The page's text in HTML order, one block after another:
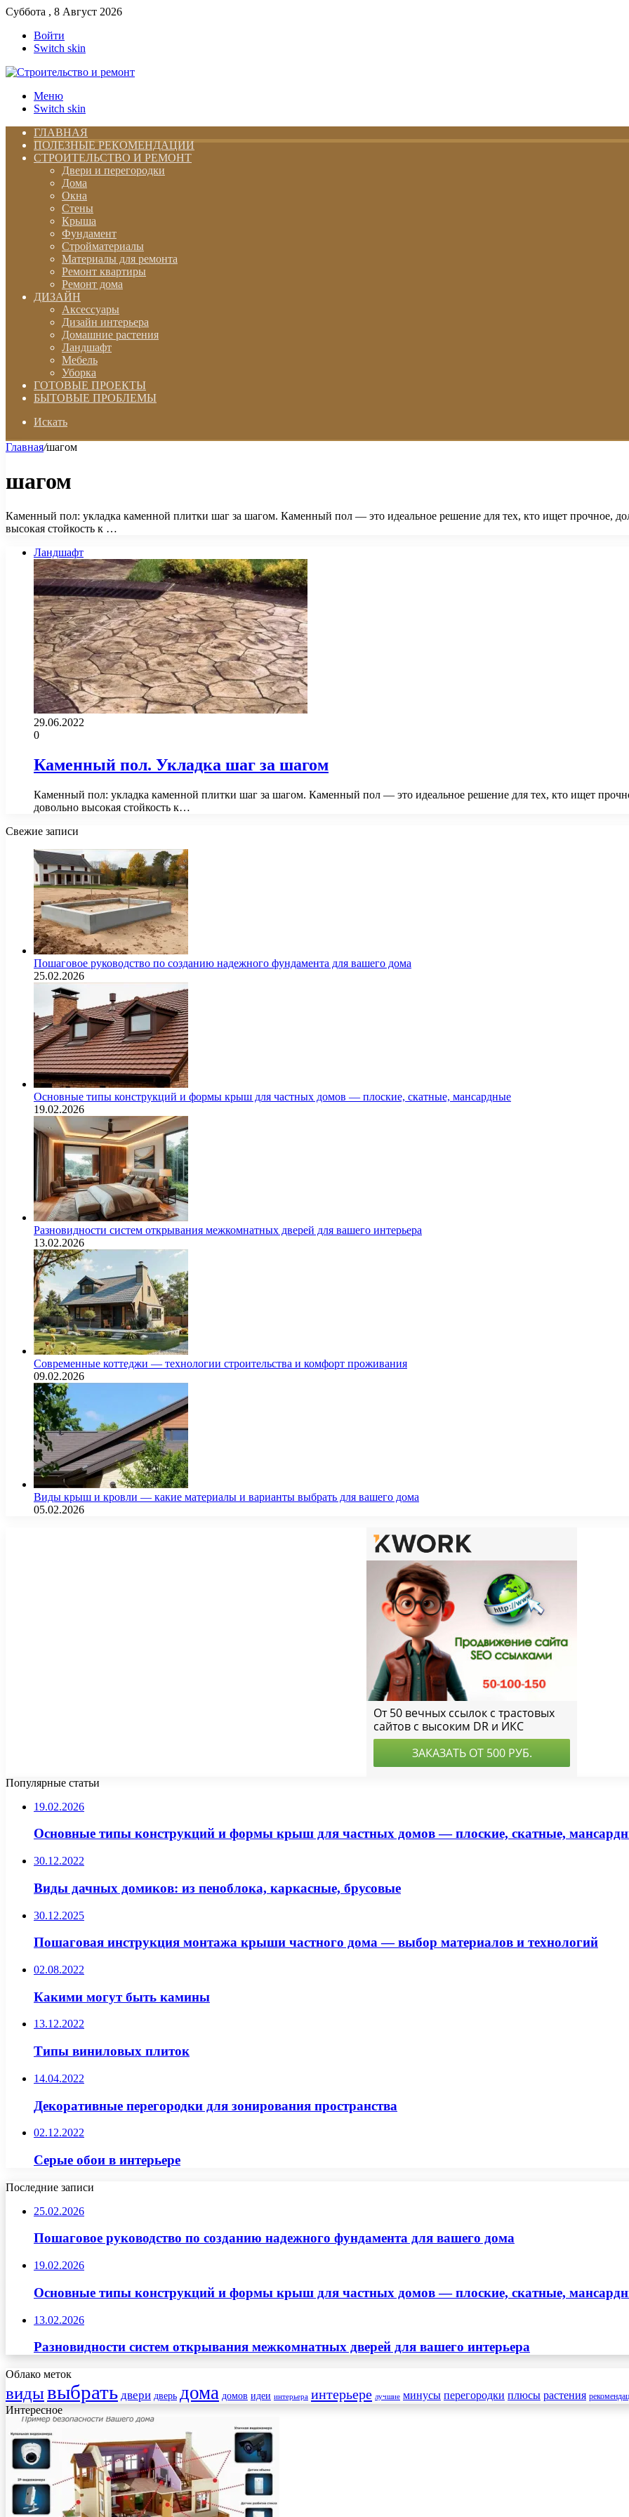
Суббота , 8 Август 2026
Войти
Switch skin
Меню
Switch skin
ГЛАВНАЯ
ПОЛЕЗНЫЕ РЕКОМЕНДАЦИИ
СТРОИТЕЛЬСТВО И РЕМОНТ
Двери и перегородки
Дома
Окна
Стены
Крыша
Фундамент
Стройматериалы
Материалы для ремонта
Ремонт квартиры
Ремонт дома
ДИЗАЙН
Аксессуары
Дизайн интерьера
Домашние растения
Ландшафт
Мебель
Уборка
ГОТОВЫЕ ПРОЕКТЫ
БЫТОВЫЕ ПРОБЛЕМЫ
Искать
Главная/шагом
шагом
Каменный пол: укладка каменной плитки шаг за шагом. Каменный пол — это идеальное решение для тех, кто ищет прочное,
высокая стойкость к …
Ландшафт
29.06.2022
0
Каменный пол. Укладка шаг за шагом
Каменный пол: укладка каменной плитки шаг за шагом. Каменный пол — это идеальное решение для тех, кто ищет
довольно высокая стойкость к…
Свежие записи
Пошаговое руководство по созданию надежного фундамента для вашего дома
25.02.2026
Основные типы конструкций и формы крыш для частных домов — плоские, скатные, мансардные
19.02.2026
Разновидности систем открывания межкомнатных дверей для вашего интерьера
13.02.2026
Современные коттеджи — технологии строительства и комфорт проживания
09.02.2026
Виды крыш и кровли — какие материалы и варианты выбрать для вашего дома
05.02.2026
Популярные статьи
19.02.2026
Основные типы конструкций и формы крыш для частных домов — плоские, скатные,
30.12.2022
Виды дачных домиков: из пеноблока, каркасные, брусовые
30.12.2025
Пошаговая инструкция монтажа крыши частного дома — выбор материалов и технологий
02.08.2022
Какими могут быть камины
13.12.2022
Типы виниловых плиток
14.04.2022
Декоративные перегородки для зонирования пространства
02.12.2022
Серые обои в интерьере
Последние записи
25.02.2026
Пошаговое руководство по созданию надежного фундамента для вашего дома
19.02.2026
Основные типы конструкций и формы крыш для частных домов — плоские, скатные,
13.02.2026
Разновидности систем открывания межкомнатных дверей для вашего интерьера
Облако меток
видывыбрать двери дверь дома домов идеи интерьера интерьере лучшие минусы перегородки плюсы растения
Интересное